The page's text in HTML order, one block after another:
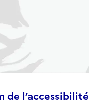
de l’accessibilité